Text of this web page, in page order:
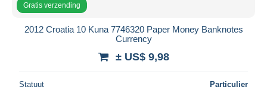
Gratis verzending
2012 Croatia 10 Kuna 7746320 Paper Money Banknotes
Currency
± US$ 9,98
Statuut Particulier